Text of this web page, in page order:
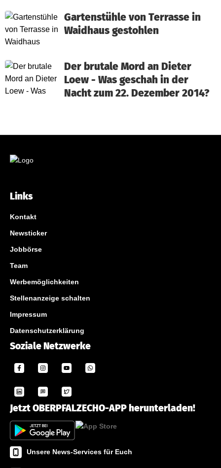
Gartenstühle von Terrasse in
Waidhaus gestohlen
Der brutale Mord an Dieter
Loew - Was geschah in der
Nacht zum 22. Dezember 2014?
Links
Kontakt
Newsticker
Jobbörse
Team
Werbemöglichkeiten
Stellenanzeige schalten
Impressum
Datenschutzerklärung
Soziale Netzwerke
Jetzt OBERPFALZECHO-APP herunterladen!
Unsere News-Services für Euch